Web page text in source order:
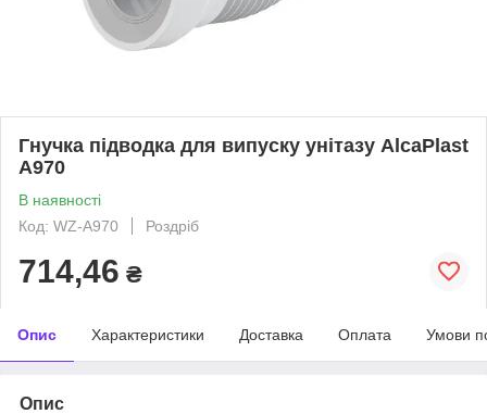
Гнучка підводка для випуску унітазу AlcaPlast
A970
В наявності
Код: WZ-A970
Роздріб
714,46 ₴
Опис Характеристики Доставка Оплата Умови
Опис